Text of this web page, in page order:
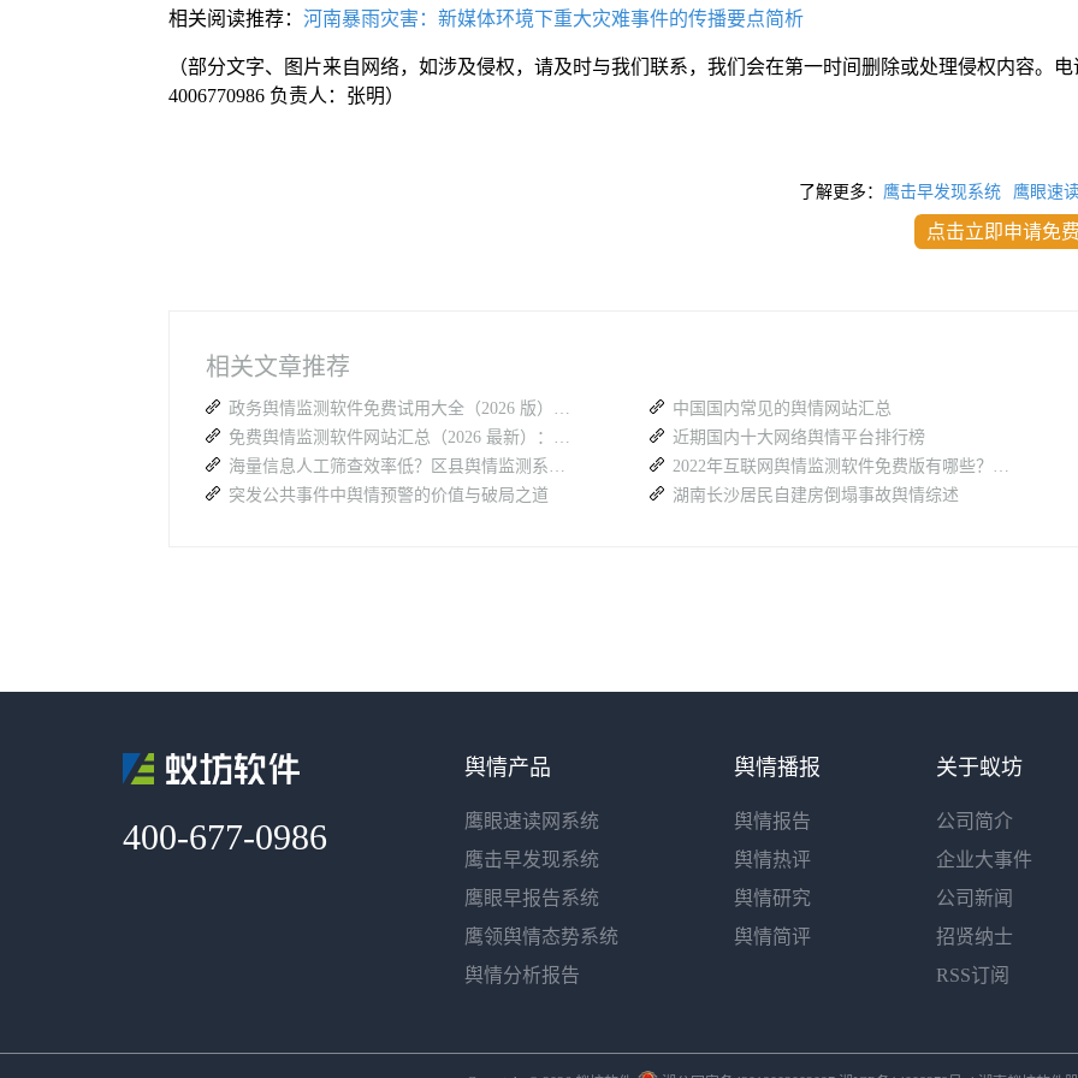
相关阅读推荐： 河南暴雨灾害：新媒体环境下重大灾难事件的传播要点简析
（部分文字、图片来自网络，如涉及侵权，请及时与我们联系，我们会在第一时间删除或处理侵权内容。电
4006770986 负责人：张明）
了解更多： 鹰击早发现系统 鹰眼速
点击立即申请免
相关文章推荐
政务舆情监测软件免费试用大全（2026 版）：蚁坊软件凭什么成为政府首选？
免费舆情监测软件网站汇总（2026 最新）：政府部门选型避坑指南
海量信息人工筛查效率低？区县舆情监测系统赋能基层舆情工作
突发公共事件中舆情预警的价值与破局之道
中国国内常见的舆情网站汇总
近期国内十大网络舆情平台排行榜
2022年互联网舆情监测软件免费版有哪些？免费版舆情监测软件推荐
湖南长沙居民自建房倒塌事故舆情综述
400-677-0986
关于蚁坊
公司简介
企业大事件
公司新闻
招贤纳士
RSS订阅
舆情播报
舆情报告
舆情热评
舆情研究
舆情简评
舆情产品
鹰眼速读网系统
鹰击早发现系统
鹰眼早报告系统
鹰领舆情态势系统
舆情分析报告